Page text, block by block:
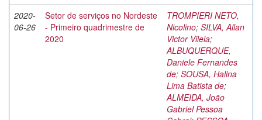
2020-
06-26
Setor de serviços no Nordeste
- Primeiro quadrimestre de
2020
TROMPIERI NETO,
Nicolino; SILVA, Allan
Victor Vilela;
ALBUQUERQUE,
Daniele Fernandes
de; SOUSA, Halina
Lima Batista de;
ALMEIDA, João
Gabriel Pessoa